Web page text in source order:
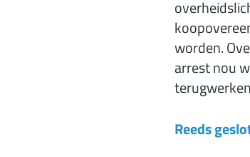
worden.
arrest nou
Reeds